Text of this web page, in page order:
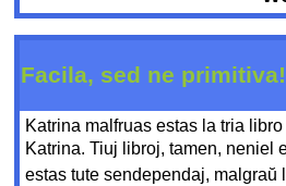
Facila, sed ne primitiva!
Katrina malfruas estas la tria
Katrina. Tiuj libroj, tamen, neniel
estas tute sendependaj, malgraŭ